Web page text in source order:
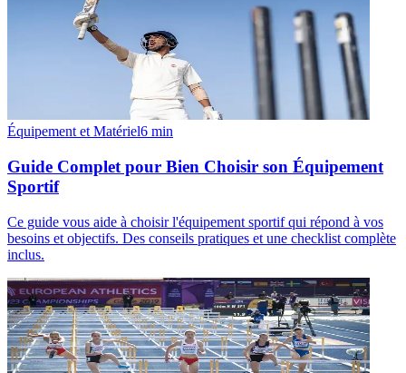
Équipement et Matériel6 min
Guide Complet pour Bien Choisir son Équipement
Sportif
Ce guide vous aide à choisir l'équipement sportif qui répond à vos
besoins et objectifs. Des conseils pratiques et une checklist complète
inclus.